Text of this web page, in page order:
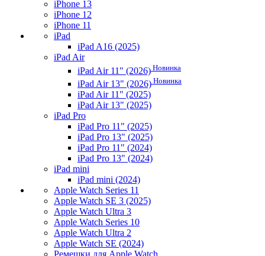
iPhone 13
iPhone 12
iPhone 11
iPad
iPad A16 (2025)
iPad Air
iPad Air 11" (2026) Новинка
iPad Air 13" (2026) Новинка
iPad Air 11" (2025)
iPad Air 13" (2025)
iPad Pro
iPad Pro 11" (2025)
iPad Pro 13" (2025)
iPad Pro 11" (2024)
iPad Pro 13" (2024)
iPad mini
iPad mini (2024)
Apple Watch Series 11
Apple Watch SE 3 (2025)
Apple Watch Ultra 3
Apple Watch Series 10
Apple Watch Ultra 2
Apple Watch SE (2024)
Ремешки для Apple Watch